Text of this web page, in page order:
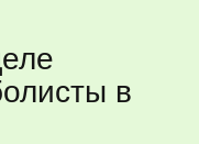
в